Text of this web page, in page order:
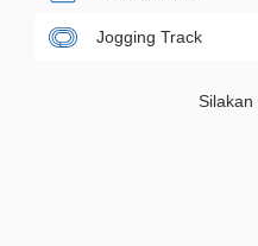
Jogging Track